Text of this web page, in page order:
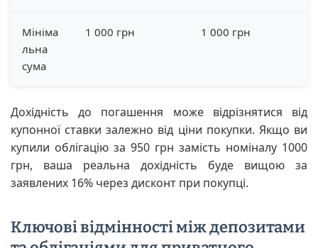
Мініма
льна
сума
1 000 грн 1 000 грн
Дохідність до погашення може відрізнятися від
купонної ставки залежно від ціни покупки. Якщо ви
купили облігацію за 950 грн замість номіналу 1000
грн, ваша реальна дохідність буде вищою за
заявлених 16% через дисконт при покупці.
Ключові відмінності між депозитами